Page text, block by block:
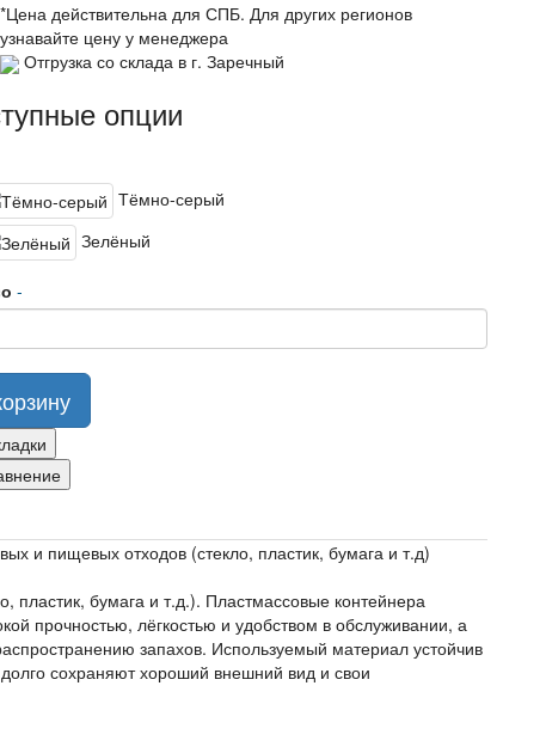
*Цена действительна для СПБ. Для других регионов
узнавайте цену у менеджера
Отгрузка со склада в г. Заречный
опции
Тёмно-серый
Зелёный
-
и пищевых отходов (стекло, пластик, бумага и т.д)
пластик, бумага и т.д.). Пластмассовые контейнера
прочностью, лёгкостью и удобством в обслуживании, а
запахов. Используемый материал устойчив
сохраняют хороший внешний вид и свои